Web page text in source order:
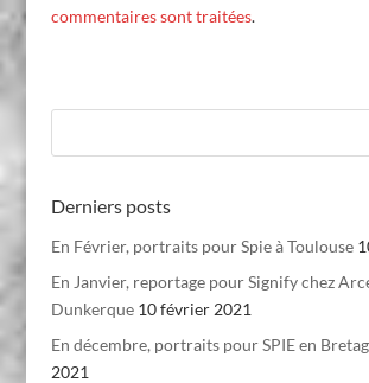
commentaires sont traitées.
Derniers posts
En Février, portraits pour Spie à Toulouse
En Janvier, reportage pour Signify chez
Dunkerque 10 février 2021
En décembre, portraits pour SPIE en
2021